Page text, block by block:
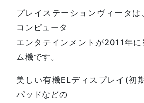
プレイステーションヴィータは
コンピュータ
エンタテインメントが2011年
ム機です。
美しい有機ELディスプレイ(初
パッドなどの